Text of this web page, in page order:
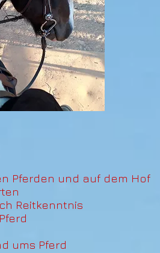
Pferden und auf dem Hof
Reitkenntnis
ums Pferd